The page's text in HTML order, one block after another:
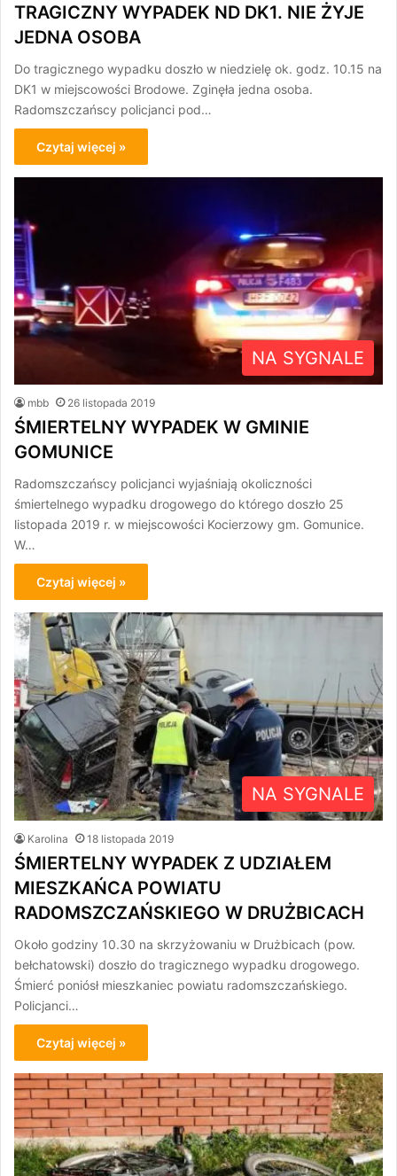
TRAGICZNY WYPADEK ND DK1. NIE ŻYJE
JEDNA OSOBA
Do tragicznego wypadku doszło w niedzielę ok. godz. 10.15 na
DK1 w miejscowości Brodowe. Zginęła jedna osoba.
Radomszczańscy policjanci pod…
Czytaj więcej »
NA SYGNALE
mbb 26 listopada 2019
ŚMIERTELNY WYPADEK W GMINIE
GOMUNICE
Radomszczańscy policjanci wyjaśniają okoliczności
śmiertelnego wypadku drogowego do którego doszło 25
listopada 2019 r. w miejscowości Kocierzowy gm. Gomunice.
W…
Czytaj więcej »
NA SYGNALE
Karolina 18 listopada 2019
ŚMIERTELNY WYPADEK Z UDZIAŁEM
MIESZKAŃCA POWIATU
RADOMSZCZAŃSKIEGO W DRUŻBICACH
Około godziny 10.30 na skrzyżowaniu w Drużbicach (pow.
bełchatowski) doszło do tragicznego wypadku drogowego.
Śmierć poniósł mieszkaniec powiatu radomszczańskiego.
Policjanci…
Czytaj więcej »